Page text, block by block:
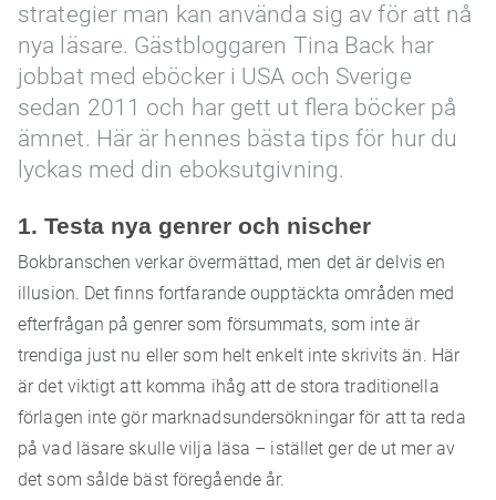
strategier man kan använda sig av för att nå
nya läsare. Gästbloggaren Tina Back har
jobbat med eböcker i USA och Sverige
sedan 2011 och har gett ut flera böcker på
ämnet. Här är hennes bästa tips för hur du
lyckas med din eboksutgivning.
1. Testa nya genrer och nischer
Bokbranschen verkar övermättad, men det är delvis en
illusion. Det finns fortfarande oupptäckta områden med
efterfrågan på genrer som försummats, som inte är
trendiga just nu eller som helt enkelt inte skrivits än. Här
är det viktigt att komma ihåg att de stora traditionella
förlagen inte gör marknadsundersökningar för att ta reda
på vad läsare skulle vilja läsa – istället ger de ut mer av
det som sålde bäst föregående år.